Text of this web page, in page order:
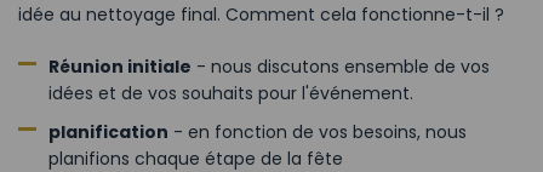
idée au nettoyage final. Comment cela fonctionne-t-il ?
Réunion initiale - nous discutons ensemble de vos
idées et de vos souhaits pour l'événement.
planification - en fonction de vos besoins, nous
planifions chaque étape de la fête